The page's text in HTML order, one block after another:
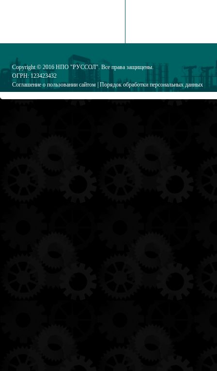
Copyright © 2016 НПО "РУССОЛ". Все права защищены.
ОГРН: 123423432
Соглашение о пользовании сайтом Порядок обработки персональных данных